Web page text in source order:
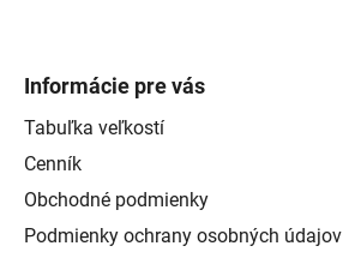
Informácie pre vás
Tabuľka veľkostí
Cenník
Obchodné podmienky
Podmienky ochrany osobných údajov